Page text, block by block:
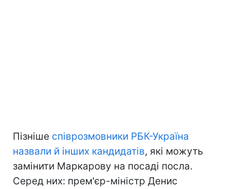
Пізніше співрозмовники РБК-Україна
назвали й інших кандидатів, які можуть
замінити Маркарову на посаді посла.
Серед них: прем'єр-міністр Денис